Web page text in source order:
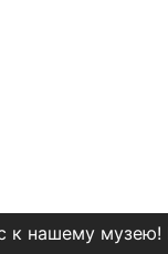
к нашему